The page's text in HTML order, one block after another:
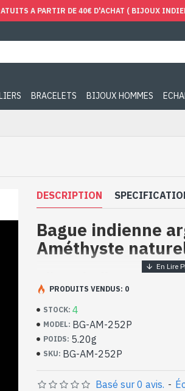
A PARTIR DE 40€ D'ACHAT ( BIJOUX
BRACELETS BIJOUX HOMMES
DESCRIPTION
Bague indienne
Améthyste
Bijoux indiens
argent massif et
- Bague en argent véritable 925/1000
- Faite à Jaipur ( INDE )
- Pierre sertie, taillée à la main, forme
- Taille de la pierre : 12mm x 10mm
-Livrée avec un petit sac artisanal
Bague indienne argent
STOCK: 4
MODEL: BG-AM-252P
POIDS: 5.20g
SKU: BG-AM-252P
PRODUITS VENDUS: 0
Basé sur 0 avis. -